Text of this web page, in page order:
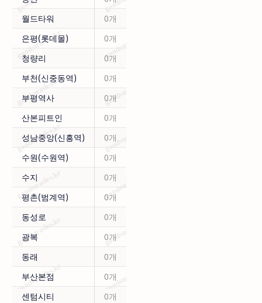
월드타워
0개
은평(롯데몰)
0개
청량리
0개
부천(신중동역)
0개
부평역사
0개
산본피트인
0개
성남중앙(신흥역)
0개
수원(수원역)
0개
수지
0개
평촌(범계역)
0개
동성로
0개
광복
0개
동래
0개
부산본점
0개
센텀시티
0개